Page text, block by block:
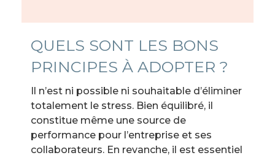
QUELS SONT LES BONS
PRINCIPES À ADOPTER ?
Il n’est ni possible ni souhaitable d’éliminer
totalement le stress. Bien équilibré, il
constitue même une source de
performance pour l’entreprise et ses
collaborateurs. En revanche, il est essentiel